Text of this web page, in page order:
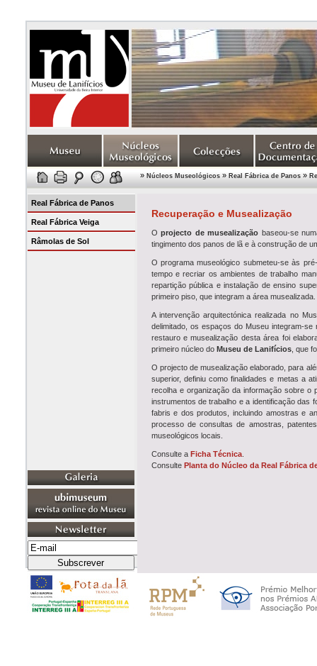
» Núcleos Museológicos» Real Fábrica de Panos»
Real Fábrica de Panos
Real Fábrica Veiga
Râmolas de Sol
Recuperação e Musealização
Oprojecto de musealização baseou-se
tingimento dos panos de lã e à construção de
O programa museológico submeteu-se às
tempo e recriar os ambientes de trabalho
repartição pública e instalação de ensino
primeiro piso, que integram a área musealizada.
A intervenção arquitectónica realizada no
delimitado, os espaços do Museu integram-
restauro e musealização desta área foi
primeiro núcleo do Museu de Lanifícios, que
O projecto de musealização elaborado, para
superior, definiu como finalidades e metas a
recolha e organização da informação sobre
instrumentos de trabalho e a identificação das
fabris e dos produtos, incluindo amostras e
processo de consultas de amostras,
museológicos locais.
Consulte a Ficha Técnica.
Consulte Planta do Núcleo da Real Fábrica